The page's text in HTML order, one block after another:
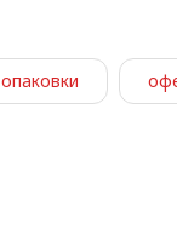
опаковки